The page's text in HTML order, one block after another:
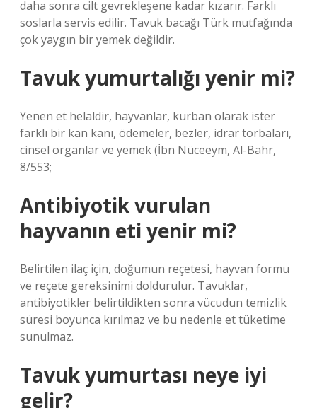
daha sonra cilt gevrekleşene kadar kızarır. Farklı
soslarla servis edilir. Tavuk bacağı Türk mutfağında
çok yaygın bir yemek değildir.
Tavuk yumurtalığı yenir mi?
Yenen et helaldir, hayvanlar, kurban olarak ister
farklı bir kan kanı, ödemeler, bezler, idrar torbaları,
cinsel organlar ve yemek (İbn Nüceeym, Al-Bahr,
8/553;
Antibiyotik vurulan
hayvanın eti yenir mi?
Belirtilen ilaç için, doğumun reçetesi, hayvan formu
ve reçete gereksinimi doldurulur. Tavuklar,
antibiyotikler belirtildikten sonra vücudun temizlik
süresi boyunca kırılmaz ve bu nedenle et tüketime
sunulmaz.
Tavuk yumurtası neye iyi
gelir?